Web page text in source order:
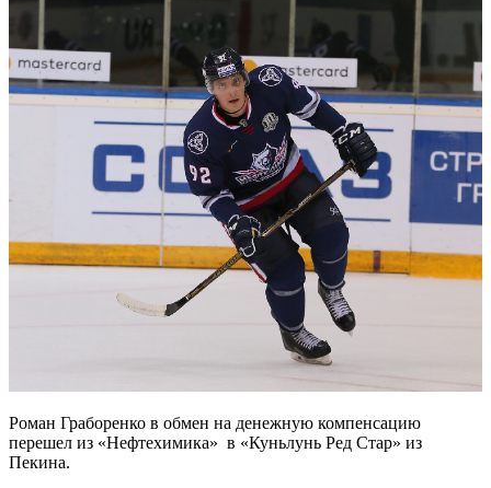
Роман Граборенко в обмен на денежную компенсацию
перешел из «Нефтехимика» в «Куньлунь Ред Стар» из
Пекина.